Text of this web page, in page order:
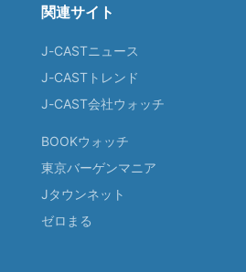
関連サイト
J-CASTニュース
J-CASTトレンド
J-CAST会社ウォッチ
BOOKウォッチ
東京バーゲンマニア
Jタウンネット
ゼロまる